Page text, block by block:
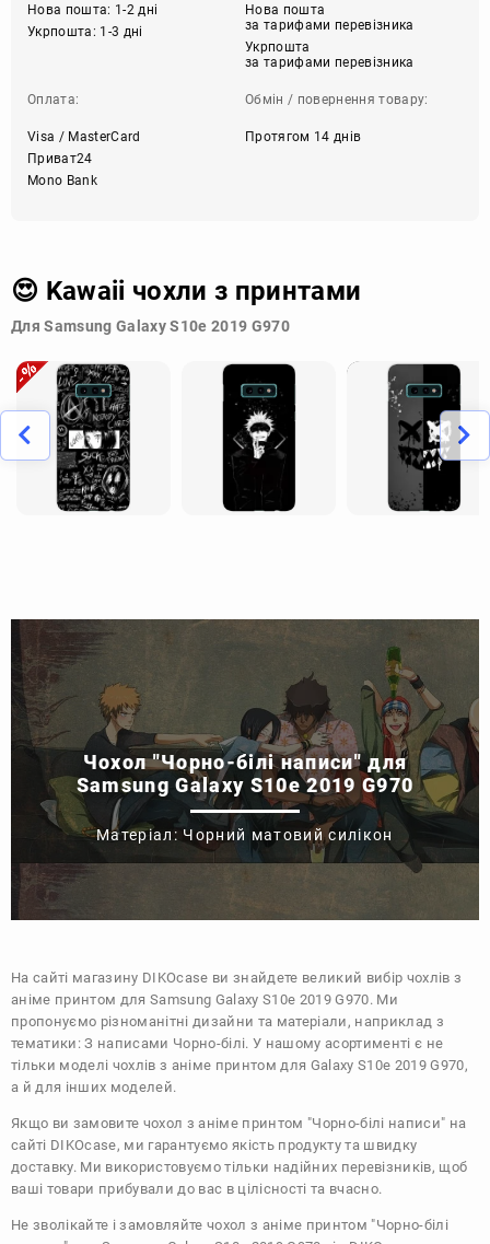
Нова пошта: 1-2 дні
Укрпошта: 1-3 дні
Нова пошта
за тарифами перевізника
Укрпошта
за тарифами перевізника
Оплата:
Visa / MasterCard
Приват24
Mono Bank
Обмін / повернення товару:
Протягом 14 днів
😍 Kawaii чохли з принтами
Для Samsung Galaxy S10e 2019 G970
Чохол "Чорно-білі написи" для
Samsung Galaxy S10e 2019 G970
Матеріал: Чорний матовий силікон
На сайті магазину DIKOcase ви знайдете великий вибір чохлів з
аніме принтом для Samsung Galaxy S10e 2019 G970. Ми
пропонуємо різноманітні дизайни та матеріали, наприклад з
тематики:З написами Чорно-білі. У нашому асортименті є не
тільки моделі чохлів з аніме принтом для Galaxy S10e 2019 G970,
а й для інших моделей.
Якщо ви замовите чохол з аніме принтом "Чорно-білі написи" на
сайті DIKOcase, ми гарантуємо якість продукту та швидку
доставку. Ми використовуємо тільки надійних перевізників, щоб
ваші товари прибували до вас в цілісності та вчасно.
Не зволікайте і замовляйте чохол з аніме принтом "Чорно-білі